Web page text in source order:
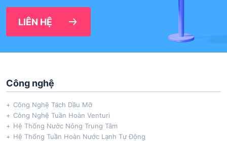
LIÊN HỆ
Công nghệ
Công Nghệ Tách Dầu Mỡ
Công Nghệ Tuần Hoàn Venturi
Hệ Thống Nước Nóng Trung Tâm
Hệ Thống Tuần Hoàn Nước Lạnh Tự Động